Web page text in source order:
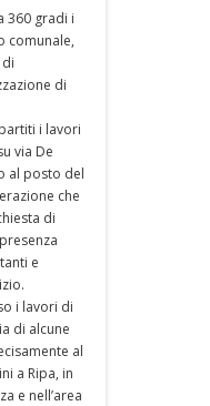
360 gradi i
comunale,
di
i lavori
via De
al posto del
che
di
e
i lavori di
di alcune
al
a Ripa, in
e nell’area